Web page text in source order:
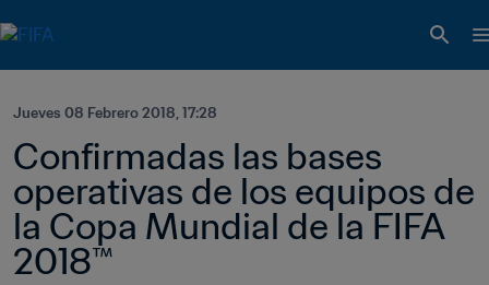
Jueves 08 Febrero 2018, 17:28
Confirmadas las bases
operativas de los equipos de
la Copa Mundial de la FIFA
2018™